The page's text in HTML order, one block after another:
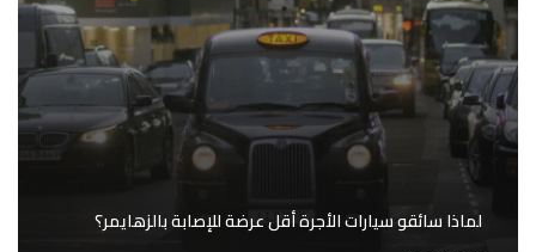
لماذا سائقو سيارات الأجرة أقل عرضة للإصابة بالزهايمر؟